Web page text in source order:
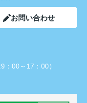
お問い合わせ
：00～17：00）